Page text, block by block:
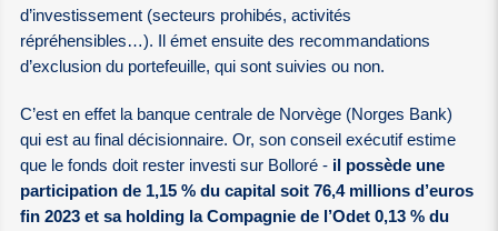
d’investissement (secteurs prohibés, activités
répréhensibles…). Il émet ensuite des recommandations
d’exclusion du portefeuille, qui sont suivies ou non.
C’est en effet la banque centrale de Norvège (Norges Bank)
qui est au final décisionnaire. Or, son conseil exécutif estime
que le fonds doit rester investi sur Bolloré - il possède une
participation de 1,15 % du capital soit 76,4 millions d’euros
fin 2023 et sa holding la Compagnie de l’Odet 0,13 % du